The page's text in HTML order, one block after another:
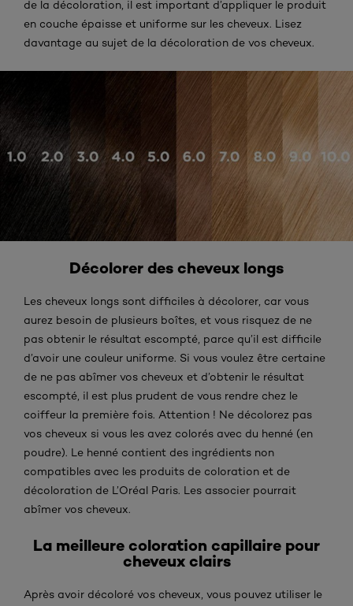
de la décoloration, il est important d’appliquer le produit
en couche épaisse et uniforme sur les cheveux. Lisez
davantage au sujet de la décoloration de vos cheveux.
Décolorer des cheveux longs
Les cheveux longs sont difficiles à décolorer, car vous
aurez besoin de plusieurs boîtes, et vous risquez de ne
pas obtenir le résultat escompté, parce qu’il est difficile
d’avoir une couleur uniforme. Si vous voulez être certaine
de ne pas abîmer vos cheveux et d’obtenir le résultat
escompté, il est plus prudent de vous rendre chez le
coiffeur la première fois. Attention ! Ne décolorez pas
vos cheveux si vous les avez colorés avec du henné (en
poudre). Le henné contient des ingrédients non
compatibles avec les produits de coloration et de
décoloration de L’Oréal Paris. Les associer pourrait
abîmer vos cheveux.
La meilleure coloration capillaire pour
cheveux clairs
Après avoir décoloré vos cheveux, vous pouvez utiliser le